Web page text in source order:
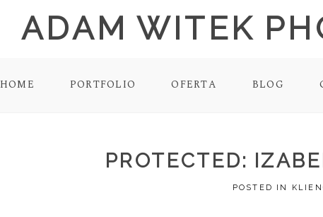
ADAM WITEK
HOME PORTFOLIO OFERTA BLOG
PROTECTED:
POSTED IN